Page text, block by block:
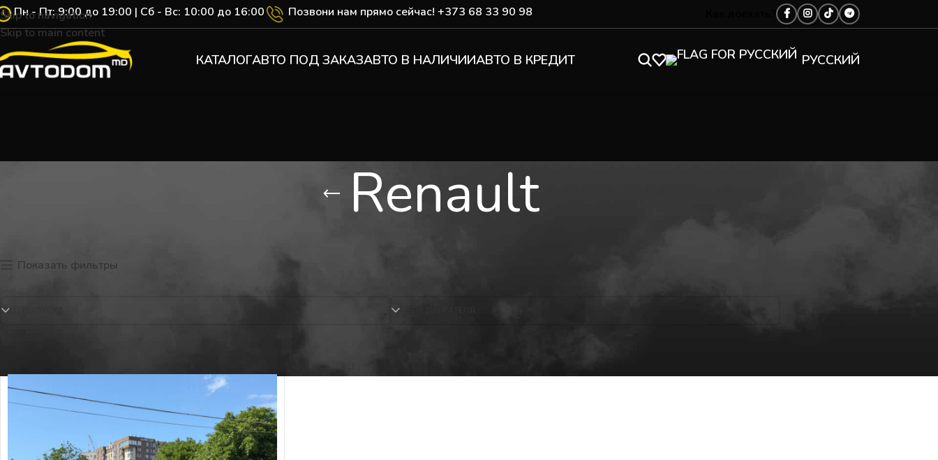
Skip to navigation
Skip to main content
Пн - Пт: 9:00 до 19:00 | Сб - Вс: 10:00 до 16:00 Позвони нам прямо сейчас! +373 68 33 90 98
КАТАЛОГАВТО ПОД ЗАКАЗАВТО В НАЛИЧИИАВТО В КРЕДИТ РУССКИЙ
Renault
Показать фильтры
ГОД ВЫПУСКА ОБЪЕМ ДВИГАТЕЛЯ